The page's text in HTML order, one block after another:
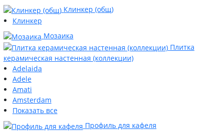
Клинкер (общ)
Клинкер
Мозаика
Плитка
керамическая настенная (коллекции)
Adelaida
Adele
Amati
Amsterdam
Показать все
Профиль для кафеля